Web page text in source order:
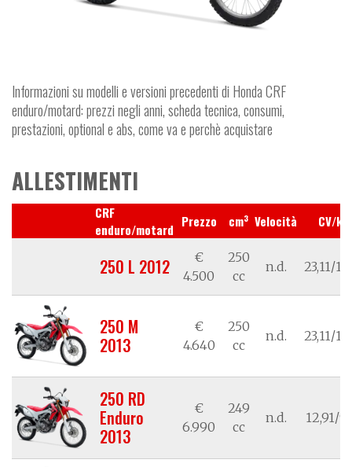
Informazioni su modelli e versioni precedenti di Honda CRF
enduro/motard: prezzi negli anni, scheda tecnica, consumi,
prestazioni, optional e abs, come va e perchè acquistare
ALLESTIMENTI
CRF
enduro/motard Prezzo cm3 Velocità CV/kW
250 L 2012
€
4.500
250
cc
n.d. 23,11/
250 M
2013
€
4.640
250
cc
n.d. 23,11/
250 RD
Enduro
2013
€
6.990
249
cc
n.d. 12,91/